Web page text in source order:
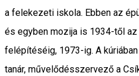
a felekezeti iskola. Ebben az
és egyben mozija is 1934-től
felépítéséig, 1973-ig. A
tanár, művelődésszervező a